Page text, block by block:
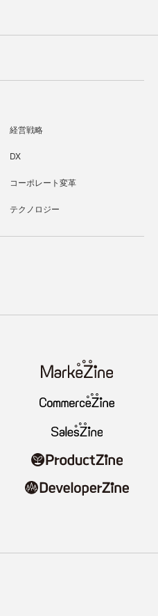
経営戦略
DX
コーポレート変革
テクノロジー